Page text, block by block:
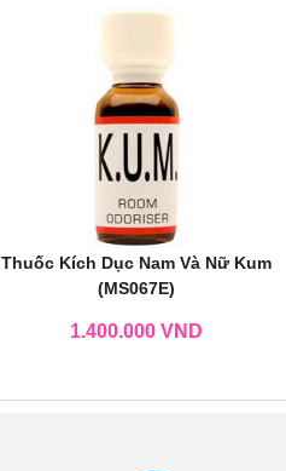
Thuốc Kích Dục Nam Và Nữ Kum
(MS067E)
1.400.000 VND